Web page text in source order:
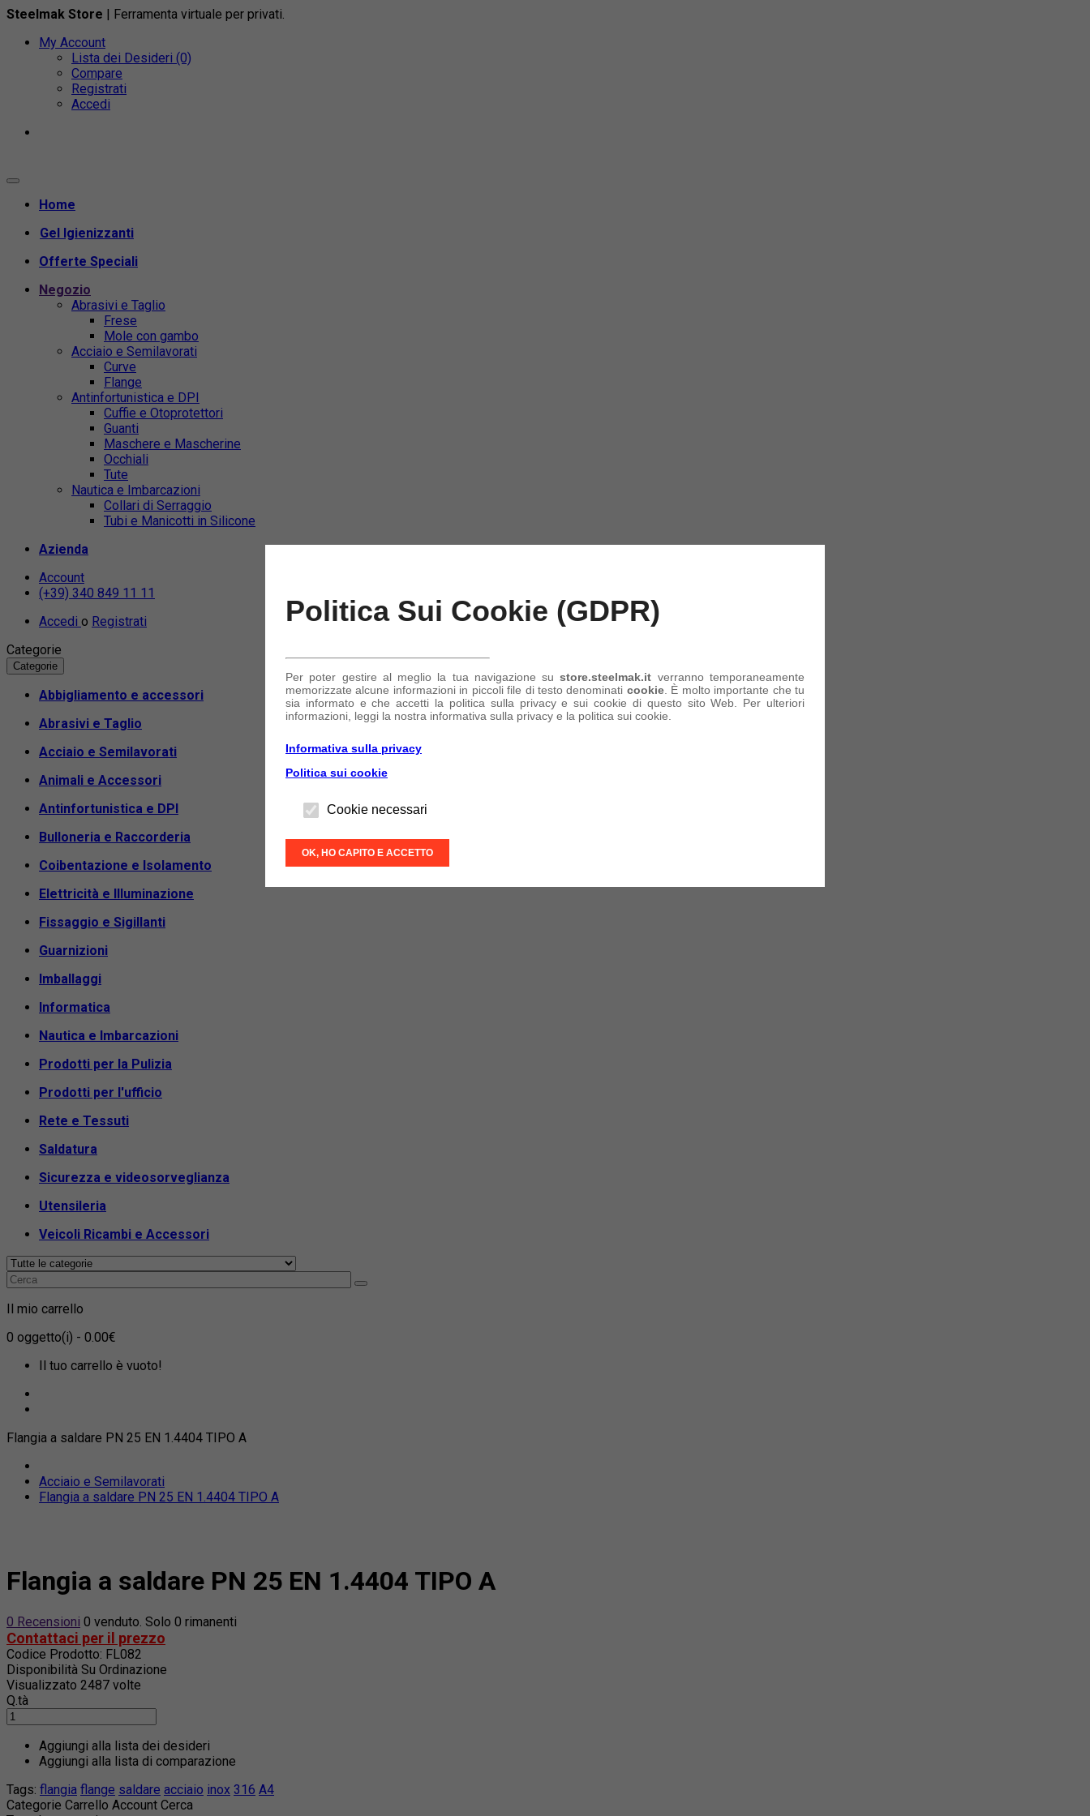
Steelmak Store | Ferramenta virtuale per privati.
My Account
Lista dei Desideri (0)
Compare
Registrati
Accedi
Home
Gel Igienizzanti
Offerte Speciali
Negozio
Abrasivi e Taglio
Frese
Mole con gambo
Acciaio e Semilavorati
Curve
Flange
Antinfortunistica e DPI
Cuffie e Otoprotettori
Guanti
Maschere e Mascherine
Occhiali
Tute
Nautica e Imbarcazioni
Collari di Serraggio
Tubi e Manicotti in Silicone
Azienda
Account
(+39) 340 849 11 11
Accedi o Registrati
Categorie
Categorie
Abbigliamento e accessori
Abrasivi e Taglio
Acciaio e Semilavorati
Animali e Accessori
Antinfortunistica e DPI
Bulloneria e Raccorderia
Coibentazione e Isolamento
Elettricità e Illuminazione
Fissaggio e Sigillanti
Guarnizioni
Imballaggi
Informatica
Nautica e Imbarcazioni
Prodotti per la Pulizia
Prodotti per l'ufficio
Rete e Tessuti
Saldatura
Sicurezza e videosorveglianza
Utensileria
Veicoli Ricambi e Accessori
Il mio carrello
0 oggetto(i) - 0.00€
Il tuo carrello è vuoto!
Flangia a saldare PN 25 EN 1.4404 TIPO A
Acciaio e Semilavorati
Flangia a saldare PN 25 EN 1.4404 TIPO A
Flangia a saldare PN 25 EN 1.4404 TIPO A
0 Recensioni 0 venduto. Solo 0 rimanenti
Contattaci per il prezzo
Codice Prodotto: FL082
Disponibilità Su Ordinazione
Visualizzato 2487 volte
Q.tà
Aggiungi alla lista dei desideri
Aggiungi alla lista di comparazione
Tags: flangia flange saldare acciaio inox 316 A4
Categorie Carrello Account Cerca
Politica Sui Cookie (GDPR)
Per poter gestire al meglio la tua navigazione sustore.steelmak.it verranno temporaneamente
memorizzate alcune informazioni in piccoli file di testo denominati cookie. È molto importante che tu
sia informato e che accetti la politica sulla privacy e sui cookie di questo sito Web. Per ulteriori
informazioni, leggi la nostra informativa sulla privacy e la politica sui cookie.
Informativa sulla privacy
Politica sui cookie
Cookie necessari
OK, HO CAPITO E ACCETTO